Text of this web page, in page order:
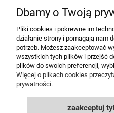
do
MOJE
Dbamy o Twoją
Pliki cookies i pokrewne im
działanie strony i pomagają nam
potrzeb. Możesz zaakceptować
wszystkich tych plików i przejść
plików do swoich preferencji,
Więcej o plikach cookies
prywatności.
zaakceptuj